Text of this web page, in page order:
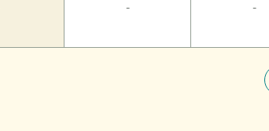
- -